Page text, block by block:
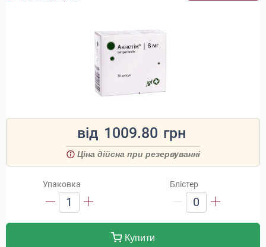
від 1009.80 грн
Ціна дійсна при резервуванні
Упаковка
1
Блістер
0
Купити